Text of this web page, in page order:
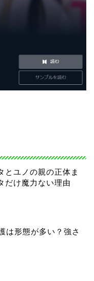
とユノの親の正体ま
だけ魔力ない理由
は形態が多い？強さ